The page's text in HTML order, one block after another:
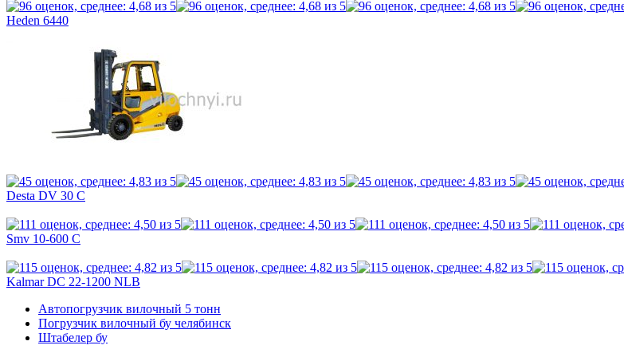
Heden 6440
Desta DV 30 C
Smv 10-600 C
Kalmar DC 22-1200 NLB
Автопогрузчик вилочный 5 тонн
Погрузчик вилочный бу челябинск
Штабелер бу